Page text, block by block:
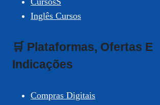
Inglês Cursos
🛒 Plataformas, Ofertas E
Indicações
Compras Digitais